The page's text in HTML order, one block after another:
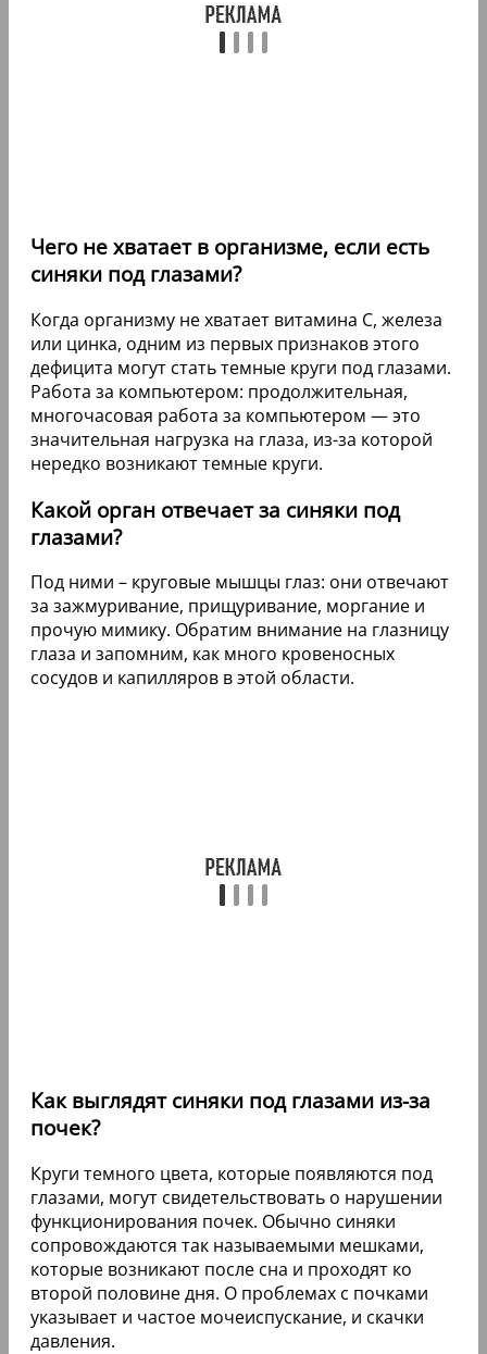
Чего не хватает в организме, если есть
синяки под глазами?
Когда организму не хватает витамина C, железа
или цинка, одним из первых признаков этого
дефицита могут стать темные круги под глазами.
Работа за компьютером: продолжительная,
многочасовая работа за компьютером — это
значительная нагрузка на глаза, из-за которой
нередко возникают темные круги.
Какой орган отвечает за синяки под
глазами?
Под ними – круговые мышцы глаз: они отвечают
за зажмуривание, прищуривание, моргание и
прочую мимику. Обратим внимание на глазницу
глаза и запомним, как много кровеносных
сосудов и капилляров в этой области.
Как выглядят синяки под глазами из-за
почек?
Круги темного цвета, которые появляются под
глазами, могут свидетельствовать о нарушении
функционирования почек. Обычно синяки
сопровождаются так называемыми мешками,
которые возникают после сна и проходят ко
второй половине дня. О проблемах с почками
указывает и частое мочеиспускание, и скачки
давления.